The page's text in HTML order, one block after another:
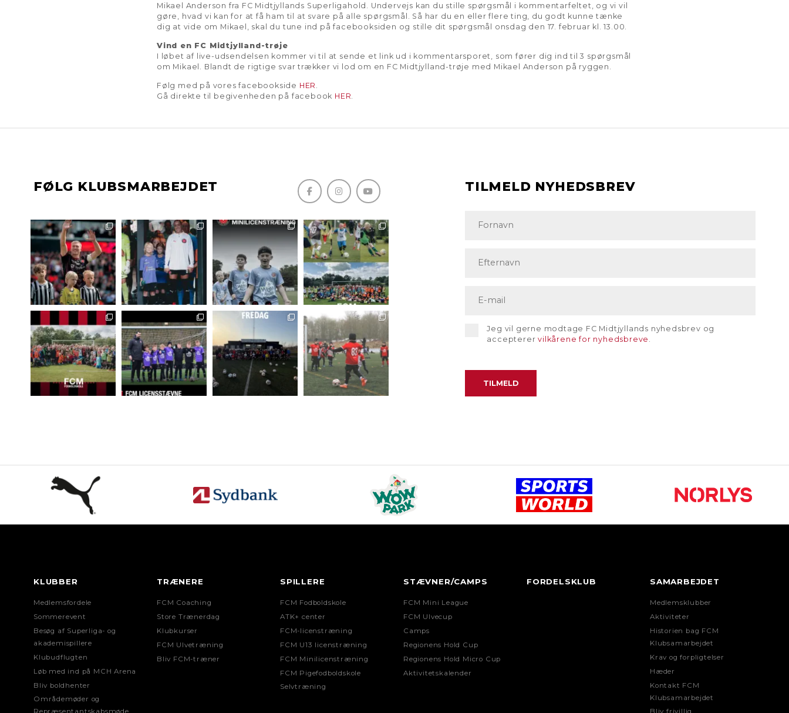
Mikael Anderson fra FC Midtjyllands Superligahold. Undervejs kan du stille spørgsmål i kommentarfeltet, og vi vil
gøre, hvad vi kan for at få ham til at svare på alle spørgsmål. Så har du en eller flere ting, du godt kunne tænke
dig at vide om Mikael, skal du tune ind på facebooksiden og stille dit spørgsmål onsdag den 17. februar kl. 13.00.
Vind en FC Midtjylland-trøje
I løbet af live-udsendelsen kommer vi til at sende et link ud i kommentarsporet, som fører dig ind til 3 spørgsmål
om Mikael. Blandt de rigtige svar trækker vi lod om en FC Midtjylland-trøje med Mikael Anderson på ryggen.
Følg med på vores facebookside HER .
Gå direkte til begivenheden på facebook HER.
FØLG KLUBSMARBEJDET TILMELD NYHEDSBREV
Jeg vil gerne modtage FC Midtjyllands nyhedsbrev og
accepterervilkårene for nyhedsbreve .
KLUBBER
Medlemsfordele
Sommerevent
Besøg af Superliga- og
akademispillere
Klubudflugten
Løb med ind på MCH Arena
Bliv boldhenter
Områdemøder og
TRÆNERE
FCM Coaching
Store Trænerdag
Klubkurser
FCM Ulvetræning
Bliv FCM-træner
SPILLERE
FCM Fodboldskole
ATK+ center
FCM-licenstræning
FCM U13 licenstræning
FCM Minilicenstræning
FCM Pigefodboldskole
Selvtræning
STÆVNER/CAMPS
FCM Mini League
FCM Ulvecup
Camps
Regionens Hold Cup
Regionens Hold Micro Cup
Aktivitetskalender
FORDELSKLUB SAMARBEJDET
Medlemsklubber
Aktiviteter
Historien bag FCM
Klubsamarbejdet
Krav og forpligtelser
Hæder
Kontakt FCM
Klubsamarbejdet